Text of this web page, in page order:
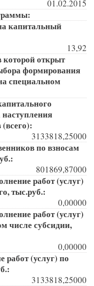
01.02.2015
капитальный
13,92
открыт
формирования
специальном
(всего):
3133818,25000
по взносам
801869,87000
работ (услуг)
тыс.руб.:
0,00000
работ (услуг)
числе субсидии,
0,00000
работ (услуг) по
3133818,25000